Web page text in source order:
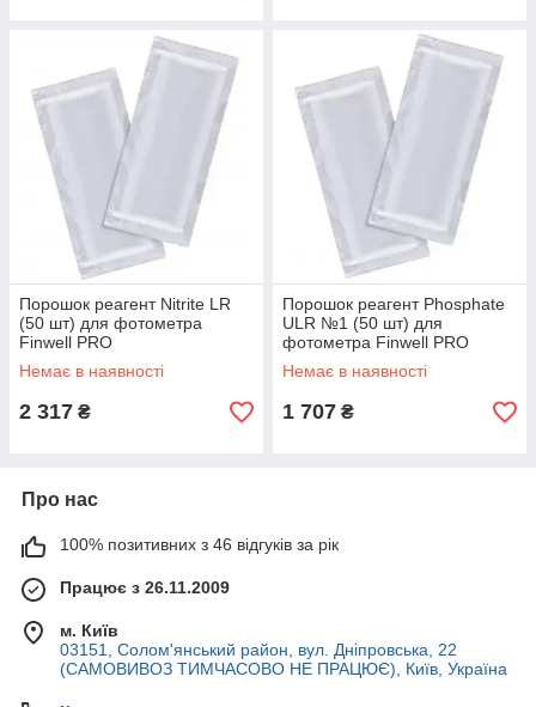
Порошок реагент Nitrite LR
(50 шт) для фотометра
Finwell PRO
Немає в наявності
2 317 ₴
Порошок реагент Phosphate
ULR №1 (50 шт) для
фотометра Finwell PRO
Немає в наявності
1 707 ₴
Про нас
100% позитивних з 46 відгуків за рік
Працює з 26.11.2009
м. Київ
03151, Солом'янський район, вул. Дніпровська, 22
(САМОВИВОЗ ТИМЧАСОВО НЕ ПРАЦЮЄ), Київ, Україна